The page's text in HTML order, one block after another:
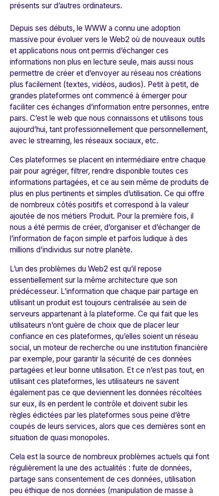
présents sur d’autres ordinateurs.
Depuis ses débuts, le WWW a connu une adoption
massive pour évoluer vers le Web2 où de nouveaux outils
et applications nous ont permis d’échanger ces
informations non plus en lecture seule, mais aussi nous
permettre de créer et d’envoyer au réseau nos créations
plus facilement (textes, vidéos, audios). Petit à petit, de
grandes plateformes ont commencé à émerger pour
faciliter ces échanges d’information entre personnes, entre
pairs. C’est le web que nous connaissons et utilisons tous
aujourd’hui, tant professionnellement que personnellement,
avec le streaming, les réseaux sociaux, etc.
Ces plateformes se placent en intermédiaire entre chaque
pair pour agréger, filtrer, rendre disponible toutes ces
informations partagées, et ce au sein même de produits de
plus en plus pertinents et simples d’utilisation. Ce qui offre
de nombreux côtés positifs et correspond à la valeur
ajoutée de nos métiers Produit. Pour la première fois, il
nous a été permis de créer, d’organiser et d’échanger de
l’information de façon simple et parfois ludique à des
millions d’individus sur notre planète.
L’un des problèmes du Web2 est qu’il repose
essentiellement sur la même architecture que son
prédécesseur. L’information que chaque pair partage en
utilisant un produit est toujours centralisée au sein de
serveurs appartenant à la plateforme. Ce qui fait que les
utilisateurs n’ont guère de choix que de placer leur
confiance en ces plateformes, qu’elles soient un réseau
social, un moteur de recherche ou une institution financière
par exemple, pour garantir la sécurité de ces données
partagées et leur bonne utilisation. Et ce n’est pas tout, en
utilisant ces plateformes, les utilisateurs ne savent
également pas ce que deviennent les données récoltées
sur eux, ils en perdent le contrôle et doivent subir les
règles édictées par les plateformes sous peine d’être
coupés de leurs services, alors que ces dernières sont en
situation de quasi monopoles.
Cela est la source de nombreux problèmes actuels qui font
régulièrement la une des actualités : fuite de données,
partage sans consentement de ces données, utilisation
peu éthique de nos données (manipulation de masse à